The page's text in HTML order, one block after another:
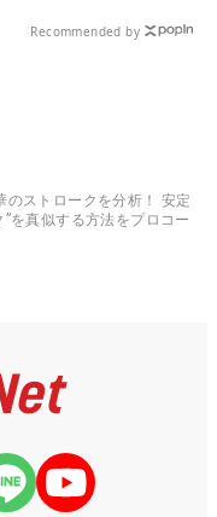
Recommended by
のストロークを分析！ 安定
を真似する方法をプロコー